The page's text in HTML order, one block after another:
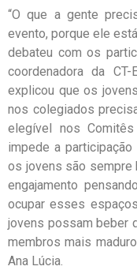
“O que a gente
evento, porque ele
debateu com os
coordenadora da
explicou que os
nos colegiados
elegível nos
impede a
os jovens são sempre
engajamento
ocupar esses
jovens possam beber
membros mais
Ana Lúcia.